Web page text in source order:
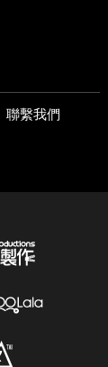
聯繫我們